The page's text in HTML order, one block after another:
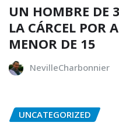
UN HOMBRE DE
LA CÁRCEL POR
MENOR DE 15
NevilleCharbonnier
UNCATEGORIZED